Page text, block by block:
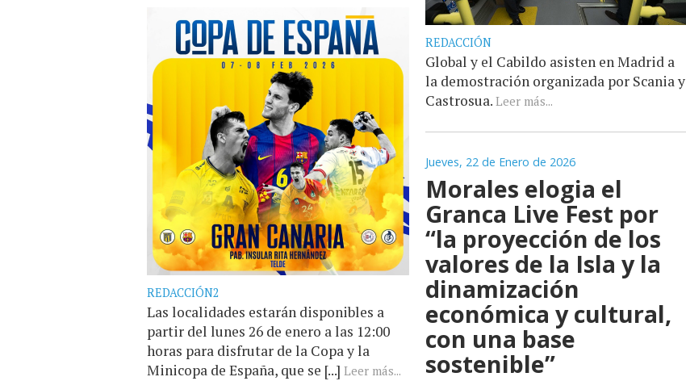
REDACCIÓN2
Las localidades estarán disponibles a
partir del lunes 26 de enero a las 12:00
horas para disfrutar de la Copa y la
Minicopa de España, que se [...] Leer más...
REDACCIÓN
Global y el Cabildo asisten en Madrid a
la demostración organizada por Scania y
Castrosua. Leer más...
Jueves, 22 de Enero de 2026
Morales elogia el
Granca Live Fest por
“la proyección de los
valores de la Isla y la
dinamización
económica y cultural,
con una base
sostenible”